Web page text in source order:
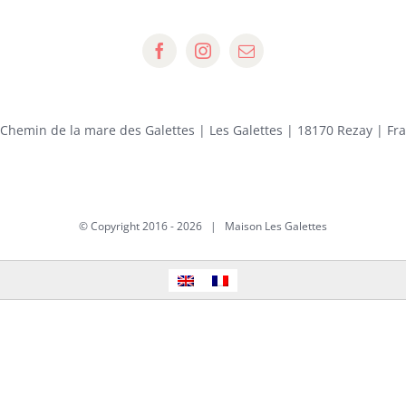
de la mare des Galettes | Les Galettes | 18170 Rezay |
© Copyright 2016 -2026 | Maison Les Galettes